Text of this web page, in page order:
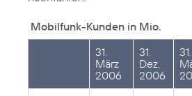
Mobilfunk-Kunden in Mio.
31.
März
2006
31.
Dez.
2006
31.